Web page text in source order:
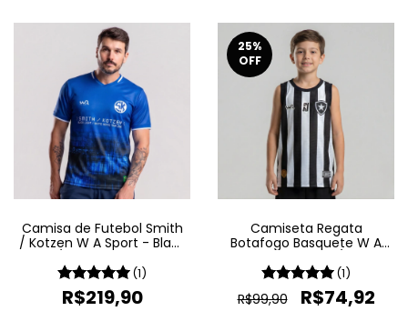
Camisa de Futebol Smith
/ Kotzen W A Sport - Black
(1)
R$219,90
25%
OFF
Camiseta Regata
Botafogo Basquete W A
Listrada - Infantil
(1)
R$99,90 R$74,92